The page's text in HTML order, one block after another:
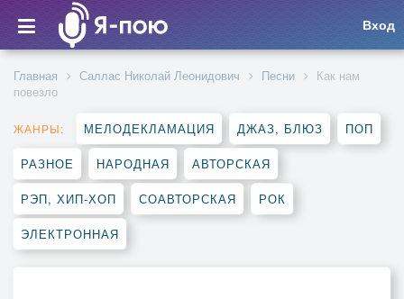
Вход
Главная Саллас Николай Леонидович Песни
Как нам
повезло
ЖАНРЫ: МЕЛОДЕКЛАМАЦИЯ ДЖАЗ, БЛЮЗ ПОП
РАЗНОЕ НАРОДНАЯ АВТОРСКАЯ
РЭП, ХИП-ХОП СОАВТОРСКАЯ РОК
ЭЛЕКТРОННАЯ